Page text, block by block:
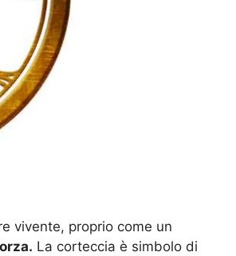
vivente, proprio come un
La corteccia è simbolo di